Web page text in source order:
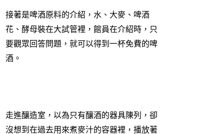
接著是啤酒原料的介紹，水、大麥、啤酒
花、酵母裝在大試管裡，館員在介紹時，只
要觀眾回答問題，就可以得到一杯免費的啤
酒。
走進釀造室，以為只有釀酒的器具陳列，卻
沒想到在過去用來煮麥汁的容器裡，播放著